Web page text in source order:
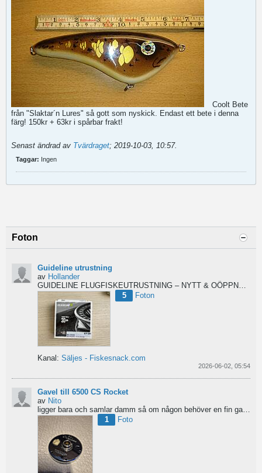
Coolt Bete
från "Slaktar´n Lures" så gott som nyskick. Endast ett bete i denna
färg! 150kr + 63kr i spårbar frakt!
Senast ändrad av Tvärdraget; 2019-10-03, 10:57.
Taggar: Ingen
Foton
Guideline utrustning
av Hollander
GUIDELINE FLUGFISKEUTRUSTNING – NYTT & OÖPPNAT
5
Foton
Kanal: Säljes - Fiskesnack.com
2026-06-02, 05:54
Gavel till 6500 CS Rocket
av Nito
1
Foto